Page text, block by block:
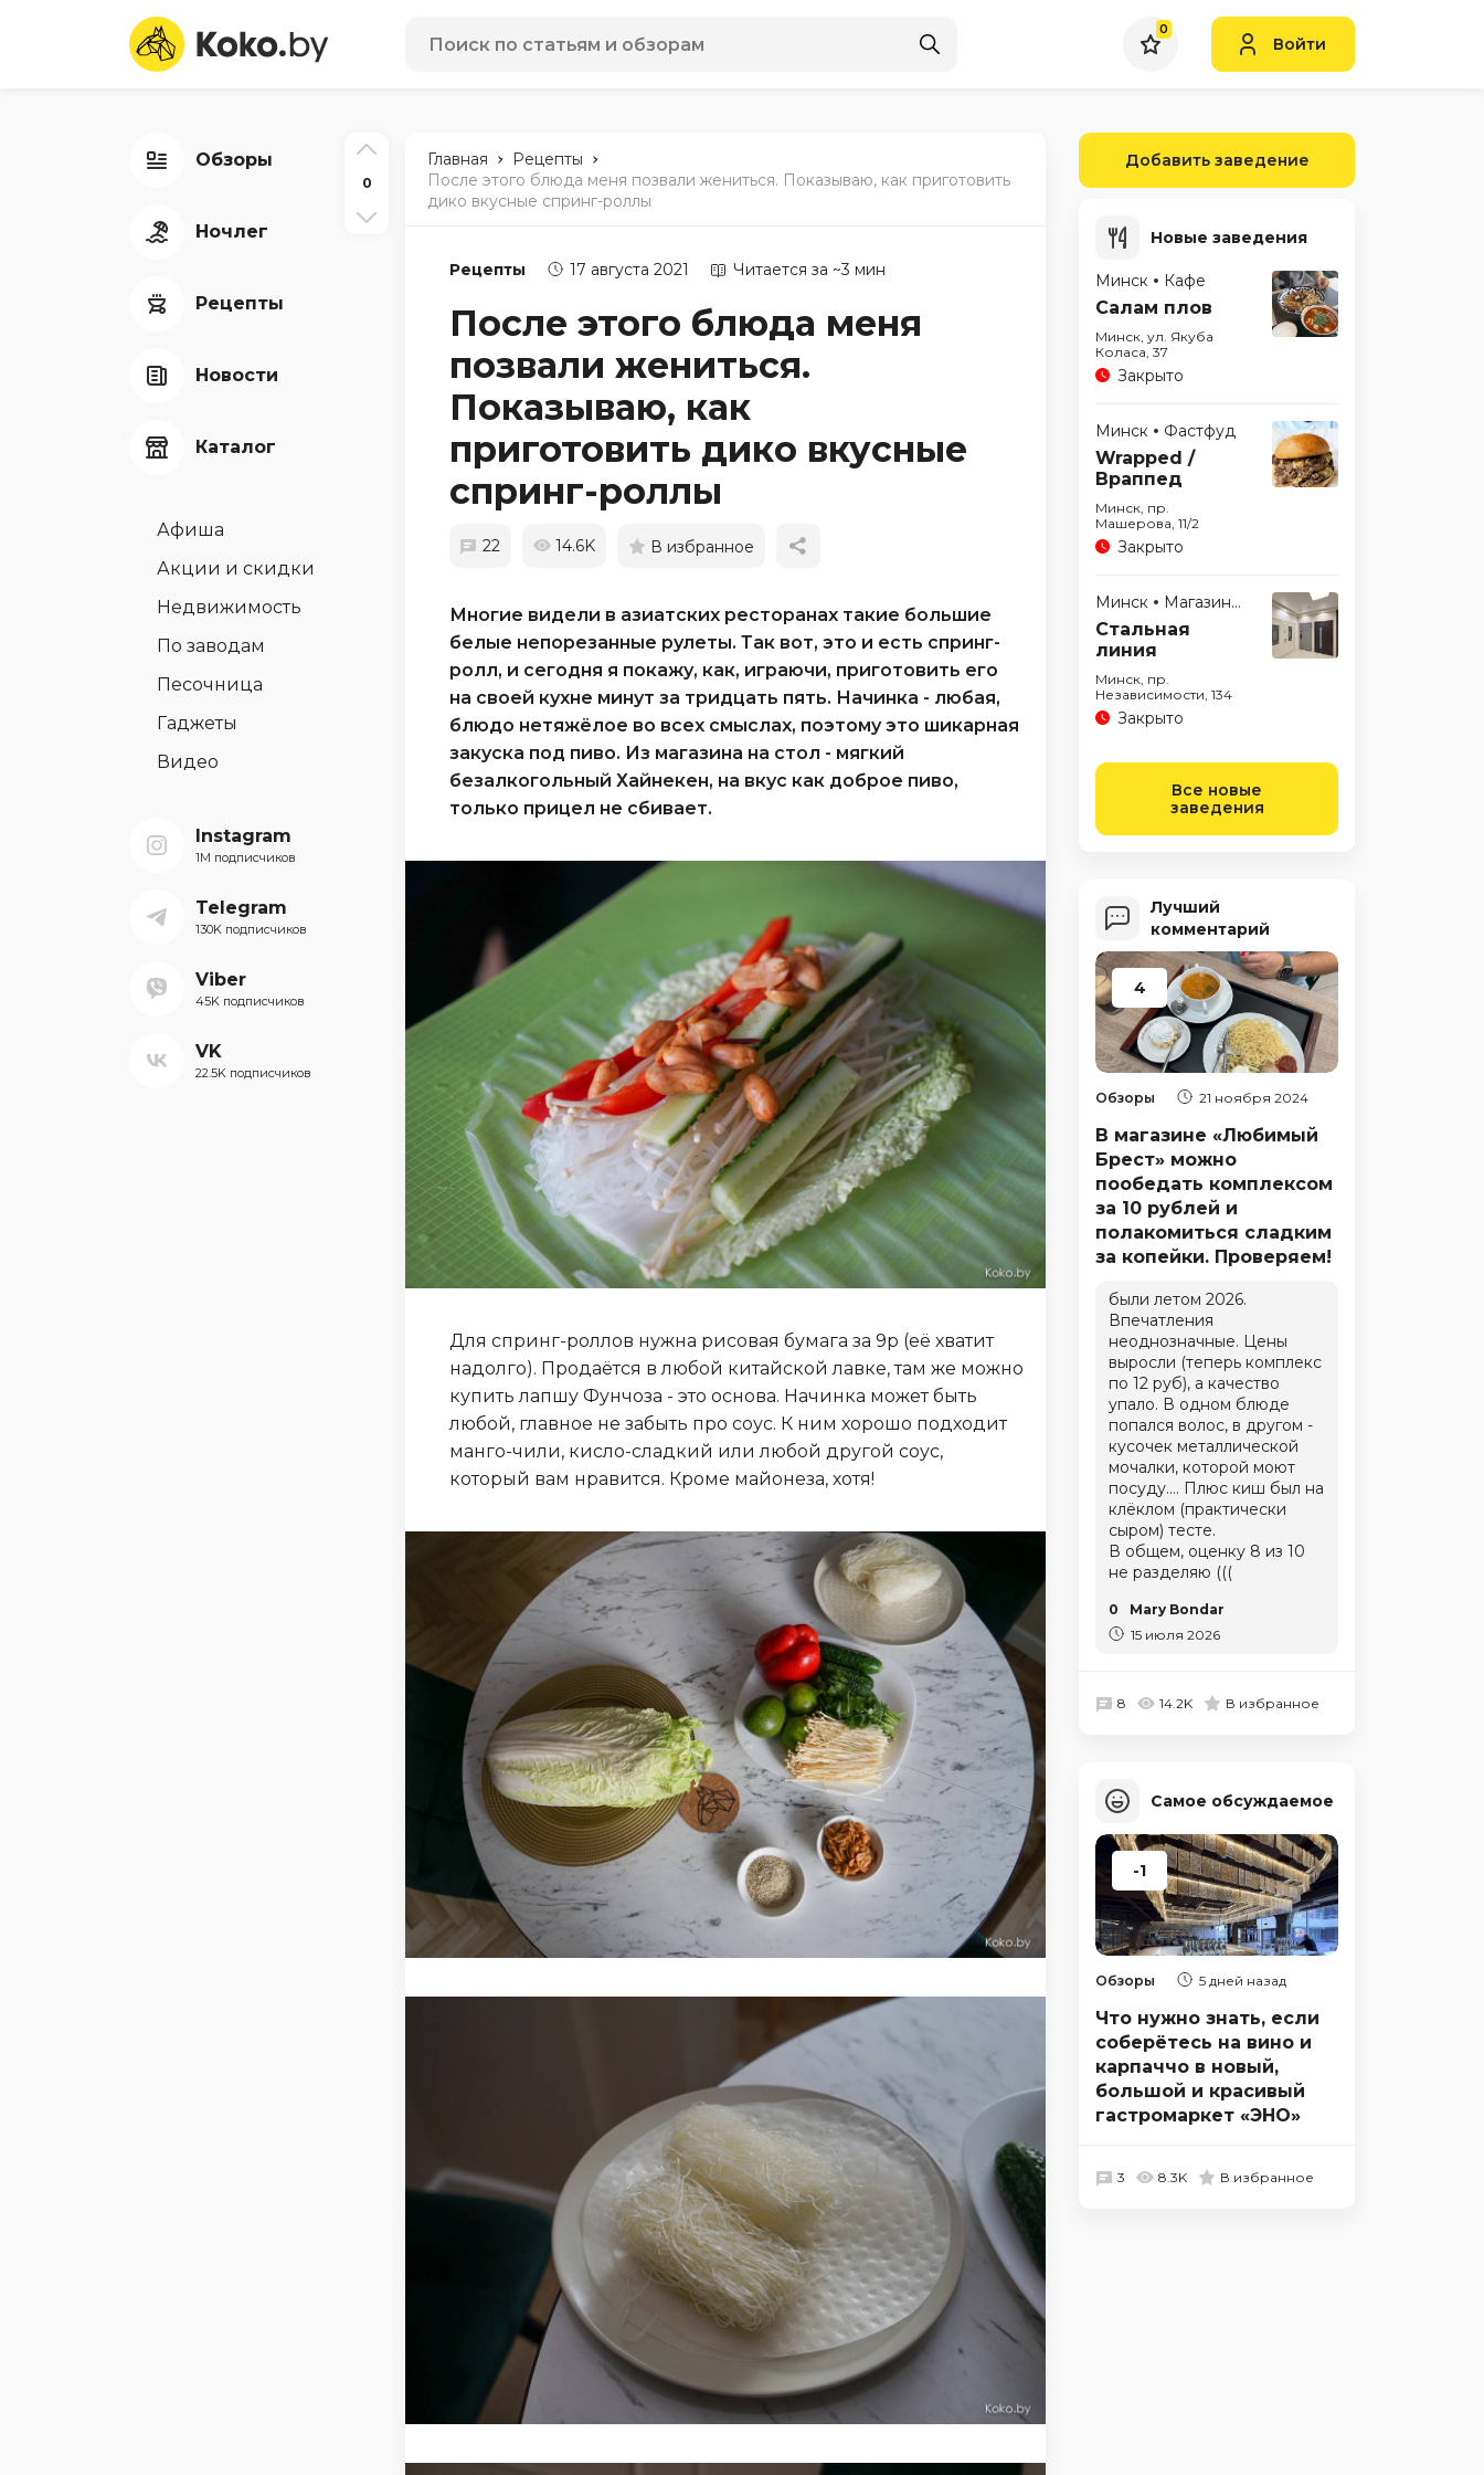
0
Войти
Обзоры
Ночлег
Рецепты
Новости
Каталог
Афиша
Акции и скидки
Недвижимость
По заводам
Песочница
Гаджеты
Видео
Instagram
1M подписчиков
Telegram
130K подписчиков
Viber
45K подписчиков
VK
22.5K подписчиков
0
Главная - Рецепты -
После этого блюда меня позвали жениться. Показываю, как приготовить
дико вкусные спринг-роллы
Рецепты 17 августа 2021 Читается за ~3 мин
После этого блюда меня
позвали жениться.
Показываю, как
приготовить дико вкусные
спринг-роллы
22 14.6K В избранное
Многие видели в азиатских ресторанах такие большие
белые непорезанные рулеты. Так вот, это и есть спринг-
ролл, и сегодня я покажу, как, играючи, приготовить его
на своей кухне минут за тридцать пять. Начинка - любая,
блюдо нетяжёлое во всех смыслах, поэтому это шикарная
закуска под пиво. Из магазина на стол - мягкий
безалкогольный Хайнекен, на вкус как доброе пиво,
только прицел не сбивает.
Для спринг-роллов нужна рисовая бумага за 9р (её хватит
надолго). Продаётся в любой китайской лавке, там же можно
купить лапшу Фунчоза - это основа. Начинка может быть
любой, главное не забыть про соус. К ним хорошо подходит
манго-чили, кисло-сладкий или любой другой соус,
который вам нравится. Кроме майонеза, хотя!
Добавить заведение
Новые заведения
Минск Кафе
Салам плов
Минск, ул. Якуба
Коласа, 37
Закрыто
Минск Фастфуд
Wrapped /
Враппед
Минск, пр.
Машерова, 11/2
Закрыто
Минск Магазины
Стальная
линия
Минск, пр.
Независимости, 134
Закрыто
Все новые
заведения
Лучший
комментарий
4
Обзоры 21 ноября 2024
В магазине «Любимый
Брест» можно
пообедать комплексом
за 10 рублей и
полакомиться сладким
за копейки. Проверяем!
были летом 2026.
Впечатления
неоднозначные. Цены
выросли (теперь комплекс
по 12 руб), а качество
упало. В одном блюде
попался волос, в другом -
кусочек металлической
мочалки, которой моют
посуду.... Плюс киш был на
клёклом (практически
сыром) тесте.
В общем, оценку 8 из 10
не разделяю (((
0
Mary Bondar
15 июля 2026
8 14.2K В избранное
Самое обсуждаемое
-1
Обзоры 5 дней назад
Что нужно знать, если
соберётесь на вино и
карпаччо в новый,
большой и красивый
гастромаркет «ЭНО»
3 8.3K В избранное